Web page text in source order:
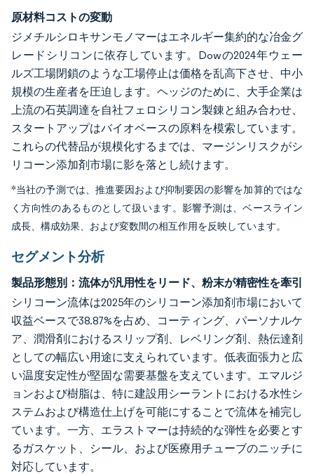
原材料コストの変動
ジメチルシロキサンモノマーはエネルギー集約的な冶金グ
レードシリコンに依存しています。Dowの2024年ウェー
ルズ工場閉鎖のような工場停止は価格を乱高下させ、中小
規模の生産者を圧迫します。ヘッジのために、大手企業は
上流の石英調達を自社フェロシリコン製錬と組み合わせ、
スタートアップはバイオベースの原料を模索しています。
これらの代替品が規模化するまでは、マージンリスクがシ
リコーン添加剤市場に影を落とし続けます。
*当社の予測では、推進要因および抑制要因の影響を加算的ではな
く方向性のあるものとして扱います。影響予測は、ベースライン
成長、構成効果、および変数間の相互作用を反映しています。
セグメント分析
製品形態別：流体が汎用性をリード、粉末が精密性を牽引
シリコーン流体は2025年のシリコーン添加剤市場において
収益ベースで38.87%を占め、コーティング、パーソナルケ
ア、潤滑剤におけるスリップ剤、レベリング剤、熱伝達剤
としての幅広い用途に支えられています。低表面張力と広
い温度安定性が堅固な需要基盤を支えています。エマルジ
ョンおよび樹脂は、特に建設用シーラントにおける水性シ
ステムおよび構造仕上げを可能にすることで流体を補完し
ています。一方、エラストマーは持続的な弾性を必要とす
るガスケット、シール、および医療用チューブのニッチに
対応しています。